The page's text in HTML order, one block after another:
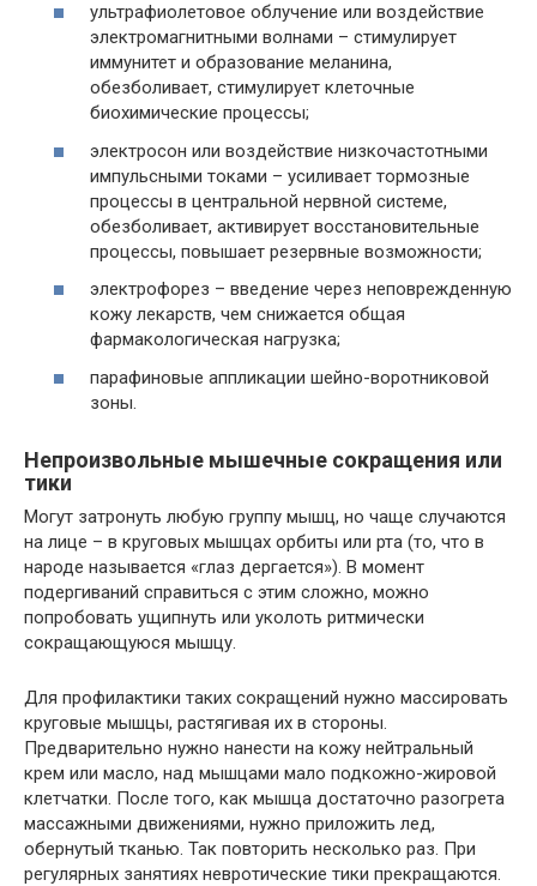
ультрафиолетовое облучение или воздействие
электромагнитными волнами – стимулирует
иммунитет и образование меланина,
обезболивает, стимулирует клеточные
биохимические процессы;
электросон или воздействие низкочастотными
импульсными токами – усиливает тормозные
процессы в центральной нервной системе,
обезболивает, активирует восстановительные
процессы, повышает резервные возможности;
электрофорез – введение через неповрежденную
кожу лекарств, чем снижается общая
фармакологическая нагрузка;
парафиновые аппликации шейно-воротниковой
зоны.
Непроизвольные мышечные сокращения или
тики
Могут затронуть любую группу мышц, но чаще случаются
на лице – в круговых мышцах орбиты или рта (то, что в
народе называется «глаз дергается»). В момент
подергиваний справиться с этим сложно, можно
попробовать ущипнуть или уколоть ритмически
сокращающуюся мышцу.
Для профилактики таких сокращений нужно массировать
круговые мышцы, растягивая их в стороны.
Предварительно нужно нанести на кожу нейтральный
крем или масло, над мышцами мало подкожно-жировой
клетчатки. После того, как мышца достаточно разогрета
массажными движениями, нужно приложить лед,
обернутый тканью. Так повторить несколько раз. При
регулярных занятиях невротические тики прекращаются.